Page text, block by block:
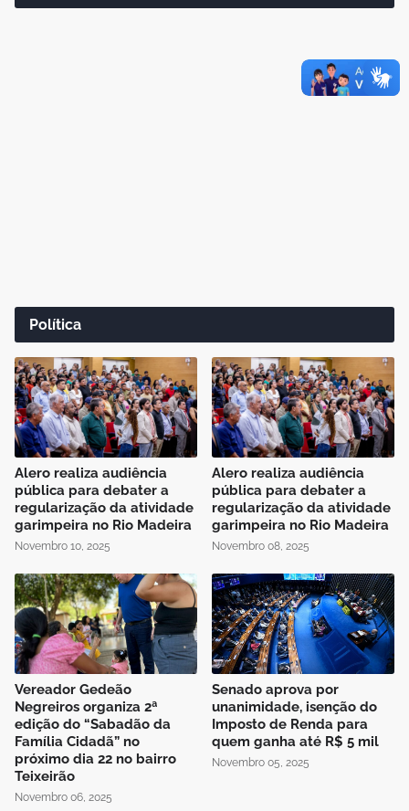
Política
Alero realiza audiência
pública para debater a
regularização da atividade
garimpeira no Rio Madeira
Novembro 10, 2025
Alero realiza audiência
pública para debater a
regularização da atividade
garimpeira no Rio Madeira
Novembro 08, 2025
Vereador Gedeão
Negreiros organiza 2ª
edição do “Sabadão da
Família Cidadã” no
próximo dia 22 no bairro
Teixeirão
Novembro 06, 2025
Senado aprova por
unanimidade, isenção do
Imposto de Renda para
quem ganha até R$ 5 mil
Novembro 05, 2025